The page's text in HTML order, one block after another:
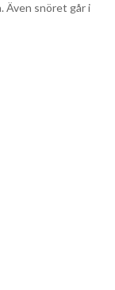
Även snöret går i